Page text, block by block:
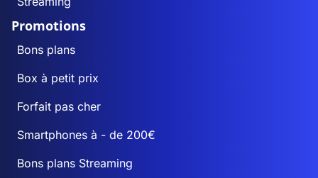
Promotions
Bons plans
Box à petit prix
Forfait pas cher
Smartphones à - de 200€
Bons plans Streaming